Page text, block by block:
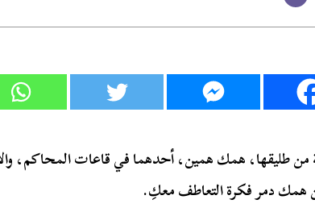
من طليقها، همك همين، أحدهما في قاعات المحاكم،
همك دمر فكرة التعاطف معكِ.